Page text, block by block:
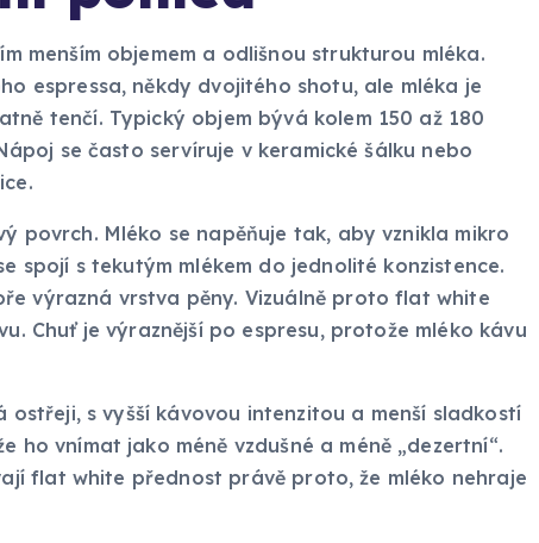
menším objemem a odlišnou strukturou mléka.
espressa, někdy dvojitého shotu, ale mléka je
tenčí. Typický objem bývá kolem 150 až 180
se často servíruje v keramické šálku nebo
povrch. Mléko se napěňuje tak, aby vznikla mikro
spojí s tekutým mlékem do jednolité konzistence.
výrazná vrstva pěny. Vizuálně proto flat white
Chuť je výraznější po espresu, protože mléko kávu
s vyšší kávovou intenzitou a menší sladkostí
ho vnímat jako méně vzdušné a méně „dezertní“.
flat white přednost právě proto, že mléko nehraje